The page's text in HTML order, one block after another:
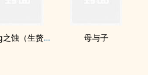
魔xing之蚀（生赘篇） 母与子